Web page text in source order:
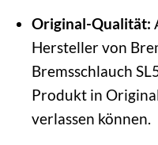
Original-Qualität:
Hersteller von
Bremsschlauch
Produkt in
verlassen können.